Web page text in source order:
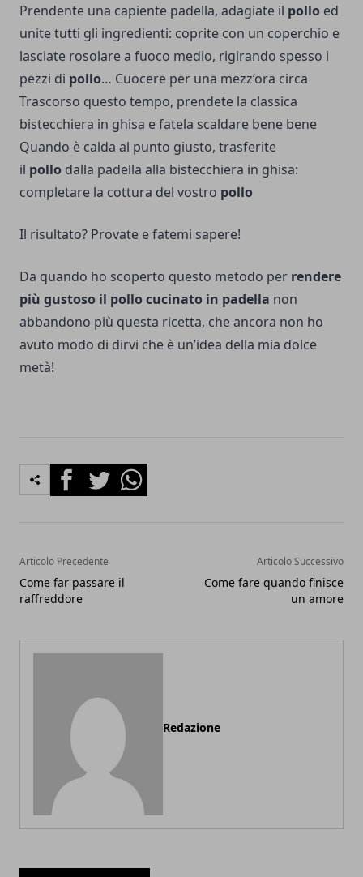
Prendente una capiente padella, adagiate il pollo ed
unite tutti gli ingredienti: coprite con un coperchio e
lasciate rosolare a fuoco medio, rigirando spesso i
pezzi di pollo… Cuocere per una mezz’ora circa
Trascorso questo tempo, prendete la classica
bistecchiera in ghisa e fatela scaldare bene bene
Quando è calda al punto giusto, trasferite
il pollo dalla padella alla bistecchiera in ghisa:
completare la cottura del vostro pollo
Il risultato? Provate e fatemi sapere!
Da quando ho scoperto questo metodo per rendere
più gustoso il pollo cucinato in padella non
abbandono più questa ricetta, che ancora non ho
avuto modo di dirvi che è un’idea della mia dolce
metà!
FacebookTwitterWhatsapp
Articolo Precedente
Come far passare il
raffreddore
Articolo Successivo
Come fare quando finisce
un amore
Redazione